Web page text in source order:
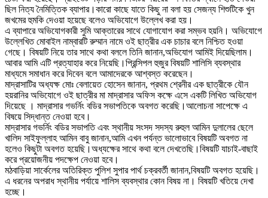
ছিল নিত্য নৈমিত্তিক ব্যাপার।কারো কাছে যাতে কিছু না বলা হয় সেজন্য শিশুটিকে খুন
জখমের হুমকি দেওয়া হয়েছে বলেও অভিযোগে উল্লেখ করা হয়।
এ ব্যাপারে অভিযোগকারী সুমি আক্তারের সাথে যোগাযোগ করা সম্ভব হয়নি। অভিযোগে
উল্লেখিত মোবাইল নাম্বারটি রুম্মান নামে ওই ছাত্রীর এক চাচার বলে নিশ্চিত হওয়া
গেছে। বিষয়টি নিয়ে তার সাথে কথা বললে তিনি জানান,অভিযোগ আমিই দিয়েছিলাম।
আবার আমি এটি প্রত্যাহার করে নিয়েছি।প্রিন্সিপল হুজুর বিষয়টি শালিসি ব্যবস্থার
মাধ্যমে সমাধান করে দিবেন বলে আমাদেরকে আশ্বস্ত করেছেন।
মাদ্রাসাটির অধ্যক্ষ মোঃ বেলায়েত হোসেন জানান, প্রথম শ্রেনীর এক ছাত্রীকে যৌন
হয়রানির অভিযোগে ওই ছাত্রীর মা মাদ্রাসার অফিস কক্ষে এসে একটি লিখিত অভিযোগ
দিয়েছে । মাদ্রাসার গভর্নিং বডির সভাপতিকে অবগত করেছি।আলোচনা সাপেক্ষে এ
বিষয়ে সিদ্ধান্ত নেওয়া হবে।
মাদ্রাসার গভর্নিং বডির সভাপতি এবং স্থানীয় সংসদ সদস্য রুহুল আমিন দুলালের ছেলে
খালিদ সাইফুল্লাহ আমিন বাবু জানান,আমি এখন পর্যন্ত ভালোভাবে বিষয়টি অবগত না
হলেও কিছুটা অবগত হয়েছি।অধ্যক্ষের সাথে কথা বলে দেখতেছি।বিষয়টি যাচাই-বাছাই
করে প্রয়োজনীয় পদক্ষেপ নেওয়া হবে।
মঠবাড়িয়া সার্কেলের অতিরিক্ত পুলিশ সুপার পার্থ চক্রবর্তী জানান,বিষয়টি অবগত হয়েছি।
এ ধরনের অপরাধ স্থানীয় পর্যায়ে শালিস ব্যবস্থার কোন বিষয় না। বিষয়টি খতিয়ে দেখা
হচ্ছে।